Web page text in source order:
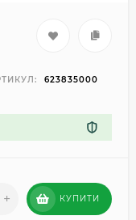
623835000
+ КУПИТИ